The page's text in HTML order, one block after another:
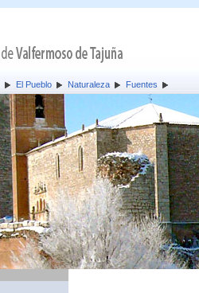
El Pueblo Naturaleza Fuentes